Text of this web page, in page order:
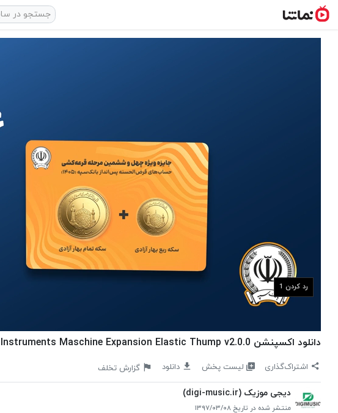
رد کردن
دانلود اکسپنشن Native Instruments Maschine Expansion Elastic Thump v2.0.0
اشتراک‌گذاری لیست پخش دانلود گزارش تخلف
دیجی موزیک (digi-music.ir)
منتشر شده در تاریخ ۱۳۹۷/۰۳/۰۸